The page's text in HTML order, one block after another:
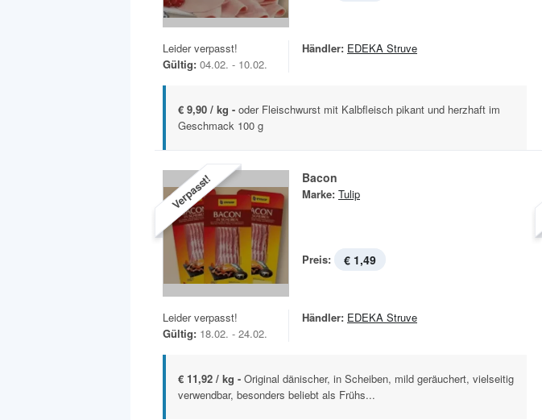
Leider verpasst!
Gültig: 04.02. - 10.02.
Händler: EDEKA Struve
€ 9,90 / kg - oder Fleischwurst mit Kalbfleisch pikant und herzhaft im
Geschmack 100 g
Verpasst! Bacon
Marke: Tulip
Preis: € 1,49
Leider verpasst!
Gültig: 18.02. - 24.02.
Händler: EDEKA Struve
€ 11,92 / kg - Original dänischer, in Scheiben, mild geräuchert, vielseitig
verwendbar, besonders beliebt als Frühs...